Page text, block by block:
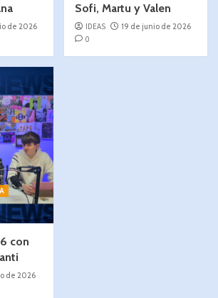
de 2026
Sofi, Martu y Valen
IDEAS
19 de junio de 2026
0
con
de 2026